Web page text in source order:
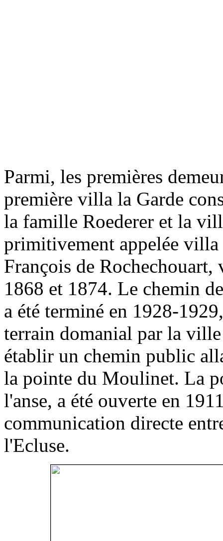
Parmi, les premières
première villa la Garde
la famille Roederer et la
primitivement appelée
François de
1868 et 1874. Le chemin
a été terminé en 1928-
terrain domanial par la
établir un chemin public
la pointe du Moulinet. La
l'anse, a été ouverte en
communication directe
l'Ecluse.